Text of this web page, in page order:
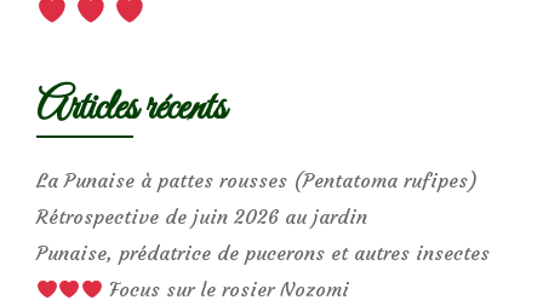
Articles récents
La Punaise à pattes rousses (Pentatoma rufipes)
Rétrospective de juin 2026 au jardin
Punaise, prédatrice de pucerons et autres insectes
Focus sur le rosier Nozomi